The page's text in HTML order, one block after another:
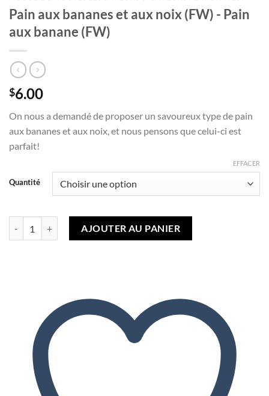
Pain aux bananes et aux noix (FW) - Pain
aux banane (FW)
$6.00
On nous a demandé de proposer un savoureux type de pain
aux bananes et aux noix, et nous pensons que celui-ci est
parfait!
Quantité
EFFACER
AJOUTER AU PANIER